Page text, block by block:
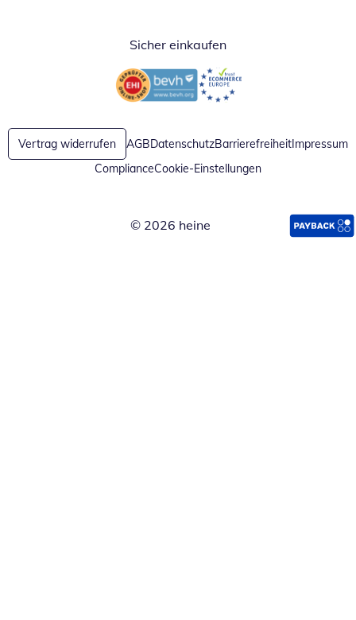
Sicher einkaufen
Öffnet in neuem FensterÖffnet in neuem Fenster
Vertrag widerrufen AGBDatenschutzBarrierefreiheitImpressum
ComplianceCookie-Einstellungen
© 2026 heine